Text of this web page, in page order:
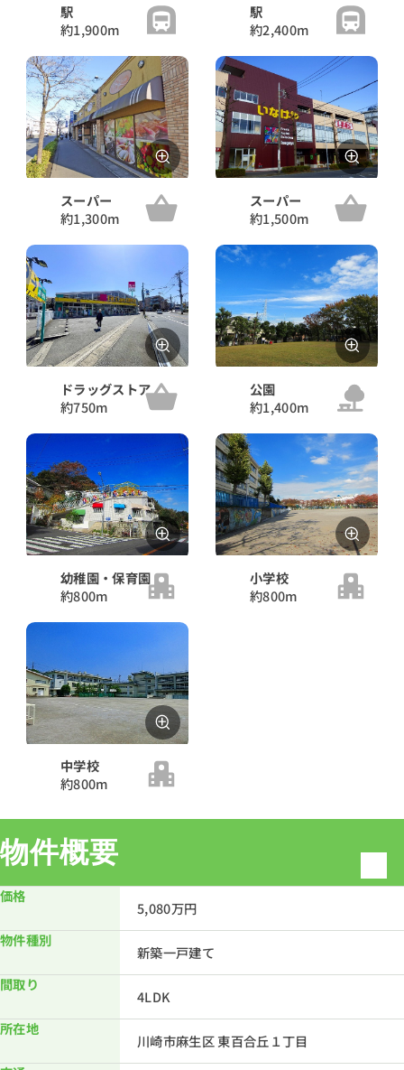
駅
約1,900m
駅
約2,400m
スーパー
約1,300m
スーパー
約1,500m
ドラッグストア
約750m
公園
約1,400m
幼稚園・保育園
約800m
小学校
約800m
中学校
約800m
物件概要
価格
5,080万円
物件種別
新築一戸建て
間取り
4LDK
所在地
川崎市麻生区 東百合丘１丁目